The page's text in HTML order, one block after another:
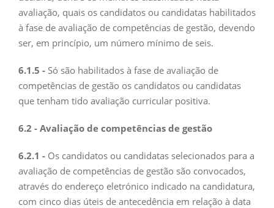
avaliação, quais os candidatos ou candidatas habilitados
à fase de avaliação de competências de gestão, devendo
ser, em princípio, um número mínimo de seis.
6.1.5 - Só são habilitados à fase de avaliação de
competências de gestão os candidatos ou candidatas
que tenham tido avaliação curricular positiva.
6.2 - Avaliação de competências de gestão
6.2.1 - Os candidatos ou candidatas selecionados para a
avaliação de competências de gestão são convocados,
através do endereço eletrónico indicado na candidatura,
com cinco dias úteis de antecedência em relação à data